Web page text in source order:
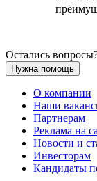
Остались
Нужна помощь
О компании
Наши
Партнерам
Реклама на
Новости и
Инвесторам
Кандидаты